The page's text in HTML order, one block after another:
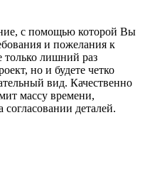
с помощью которой Вы
и пожелания к
лишний раз
но и будете четко
вид. Качественно
массу времени,
согласовании деталей.